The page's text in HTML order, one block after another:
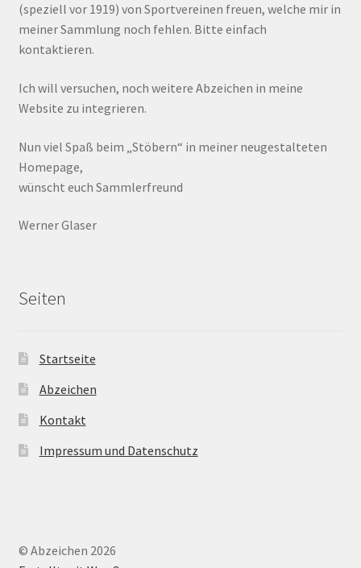
(speziell vor 1919) von Sportvereinen freuen, welche mir in
meiner Sammlung noch fehlen. Bitte einfach
kontaktieren.
Ich will versuchen, noch weitere Abzeichen in meine
Website zu integrieren.
Nun viel Spaß beim „Stöbern“ in meiner neugestalteten
Homepage,
wünscht euch Sammlerfreund
Werner Glaser
Seiten
Startseite
Abzeichen
Kontakt
Impressum und Datenschutz
© Abzeichen 2026